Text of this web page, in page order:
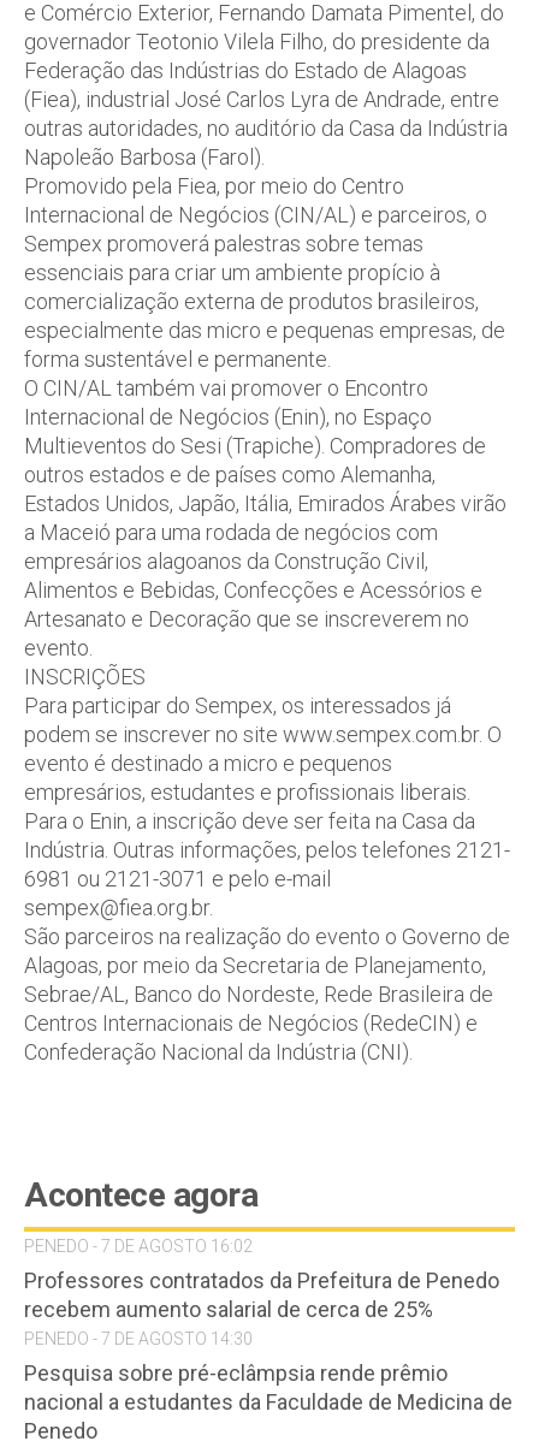
e Comércio Exterior, Fernando Damata Pimentel, do
governador Teotonio Vilela Filho, do presidente da
Federação das Indústrias do Estado de Alagoas
(Fiea), industrial José Carlos Lyra de Andrade, entre
outras autoridades, no auditório da Casa da Indústria
Napoleão Barbosa (Farol).
Promovido pela Fiea, por meio do Centro
Internacional de Negócios (CIN/AL) e parceiros, o
Sempex promoverá palestras sobre temas
essenciais para criar um ambiente propício à
comercialização externa de produtos brasileiros,
especialmente das micro e pequenas empresas, de
forma sustentável e permanente.
O CIN/AL também vai promover o Encontro
Internacional de Negócios (Enin), no Espaço
Multieventos do Sesi (Trapiche). Compradores de
outros estados e de países como Alemanha,
Estados Unidos, Japão, Itália, Emirados Árabes virão
a Maceió para uma rodada de negócios com
empresários alagoanos da Construção Civil,
Alimentos e Bebidas, Confecções e Acessórios e
Artesanato e Decoração que se inscreverem no
evento.
INSCRIÇÕES
Para participar do Sempex, os interessados já
podem se inscrever no site www.sempex.com.br. O
evento é destinado a micro e pequenos
empresários, estudantes e profissionais liberais.
Para o Enin, a inscrição deve ser feita na Casa da
Indústria. Outras informações, pelos telefones 2121-
6981 ou 2121-3071 e pelo e-mail
sempex@fiea.org.br.
São parceiros na realização do evento o Governo de
Alagoas, por meio da Secretaria de Planejamento,
Sebrae/AL, Banco do Nordeste, Rede Brasileira de
Centros Internacionais de Negócios (RedeCIN) e
Confederação Nacional da Indústria (CNI).
Acontece agora
PENEDO - 7 DE AGOSTO 16:02
Professores contratados da Prefeitura de Penedo
recebem aumento salarial de cerca de 25%
PENEDO - 7 DE AGOSTO 14:30
Pesquisa sobre pré-eclâmpsia rende prêmio
nacional a estudantes da Faculdade de Medicina de
Penedo